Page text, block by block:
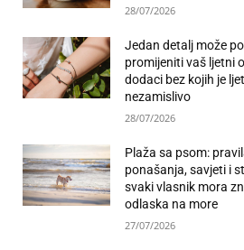
28/07/2026
Jedan detalj može
promijeniti vaš ljetni
dodaci bez kojih je
nezamislivo
28/07/2026
Plaža sa psom:
ponašanja, savjeti i
svaki vlasnik mora
odlaska na more
27/07/2026